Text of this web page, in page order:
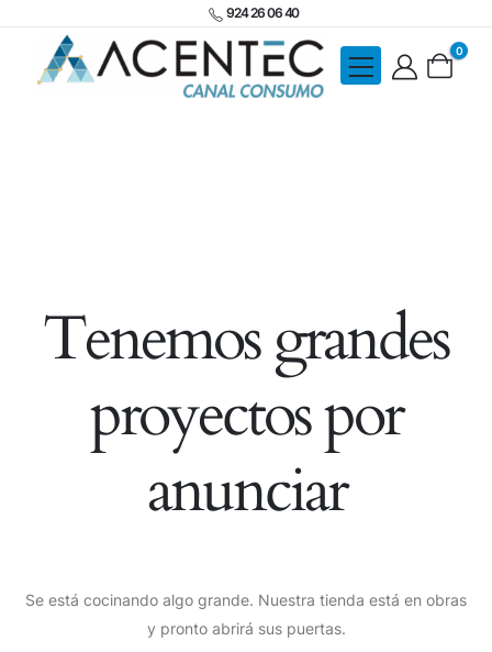
924 26 06 40
0
Tenemos grandes
proyectos por
anunciar
Se está cocinando algo grande. Nuestra tienda está en obras
y pronto abrirá sus puertas.